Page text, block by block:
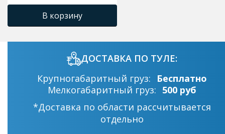
ДОСТАВКА ПО ТУЛЕ:
Крупногабаритный груз:
Бесплатно
Мелкогабаритный груз: 500 руб
*Доставка по области рассчитывается
отдельно
В корзину